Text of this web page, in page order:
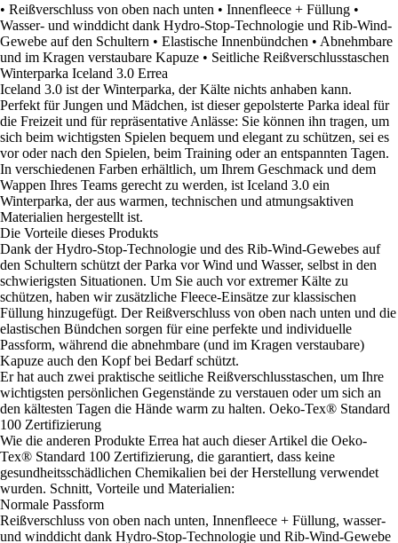
• Reißverschluss von oben nach unten • Innenfleece + Füllung •
Wasser- und winddicht dank Hydro-Stop-Technologie und Rib-Wind-
Gewebe auf den Schultern • Elastische Innenbündchen • Abnehmbare
und im Kragen verstaubare Kapuze • Seitliche Reißverschlusstaschen
Winterparka Iceland 3.0 Errea
Iceland 3.0 ist der Winterparka, der Kälte nichts anhaben kann.
Perfekt für Jungen und Mädchen, ist dieser gepolsterte Parka ideal für
die Freizeit und für repräsentative Anlässe: Sie können ihn tragen, um
sich beim wichtigsten Spielen bequem und elegant zu schützen, sei es
vor oder nach den Spielen, beim Training oder an entspannten Tagen.
In verschiedenen Farben erhältlich, um Ihrem Geschmack und dem
Wappen Ihres Teams gerecht zu werden, ist Iceland 3.0 ein
Winterparka, der aus warmen, technischen und atmungsaktiven
Materialien hergestellt ist.
Die Vorteile dieses Produkts
Dank der Hydro-Stop-Technologie und des Rib-Wind-Gewebes auf
den Schultern schützt der Parka vor Wind und Wasser, selbst in den
schwierigsten Situationen. Um Sie auch vor extremer Kälte zu
schützen, haben wir zusätzliche Fleece-Einsätze zur klassischen
Füllung hinzugefügt. Der Reißverschluss von oben nach unten und die
elastischen Bündchen sorgen für eine perfekte und individuelle
Passform, während die abnehmbare (und im Kragen verstaubare)
Kapuze auch den Kopf bei Bedarf schützt.
Er hat auch zwei praktische seitliche Reißverschlusstaschen, um Ihre
wichtigsten persönlichen Gegenstände zu verstauen oder um sich an
den kältesten Tagen die Hände warm zu halten. Oeko-Tex® Standard
100 Zertifizierung
Wie die anderen Produkte Errea hat auch dieser Artikel die Oeko-
Tex® Standard 100 Zertifizierung, die garantiert, dass keine
gesundheitsschädlichen Chemikalien bei der Herstellung verwendet
wurden. Schnitt, Vorteile und Materialien:
Normale Passform
Reißverschluss von oben nach unten, Innenfleece + Füllung, wasser-
und winddicht dank Hydro-Stop-Technologie und Rib-Wind-Gewebe